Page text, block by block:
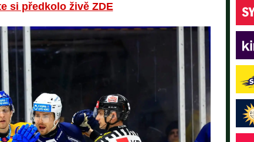
si předkolo živě ZDE